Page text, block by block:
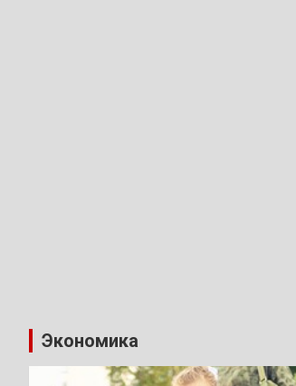
Экономика